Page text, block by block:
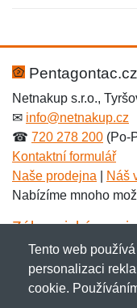
Hodnocení:
Jméno: *
Zpráva*
Jméno:
E-mail:*
Pentagontac.cz
Netnakup s.r.o.,
✉ info@netnakup.cz
☎ 720 278 200 (Po-
Kontaktní formulář
Naše prodejna
Náš
Nabízíme mnoho
Zákaznický servis
Novinky emailem
Tento web
personalizaci
cookie.